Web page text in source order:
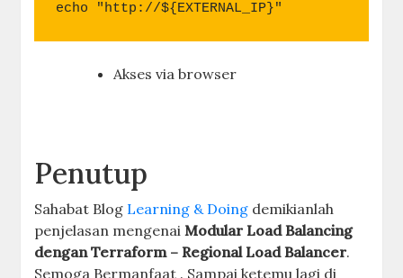
echo "http://${EXTERNAL_IP}"
Akses via browser
Penutup
Sahabat Blog Learning & Doing demikianlah
penjelasan mengenaiModular Load Balancing
dengan Terraform – Regional Load Balancer.
Semoga Bermanfaat . Sampai ketemu lagi di